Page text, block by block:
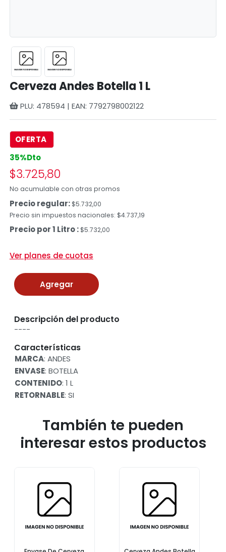
Cerveza Andes Botella 1 L
PLU: 478594 | EAN: 7792798002122
OFERTA
35%Dto
$3.725,80
No acumulable con otras promos
Precio regular:$5.732,00
Precio sin impuestos nacionales: $4.737,19
Precio por 1 Litro : $5.732,00
Ver planes de cuotas
Agregar
Descripción del producto
----
Características
MARCA: ANDES
ENVASE: BOTELLA
CONTENIDO: 1 L
RETORNABLE: SI
También te pueden
interesar estos productos